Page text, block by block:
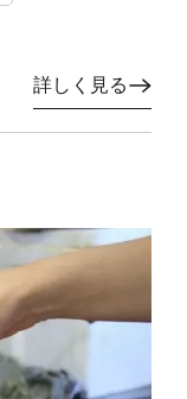
詳しく見る